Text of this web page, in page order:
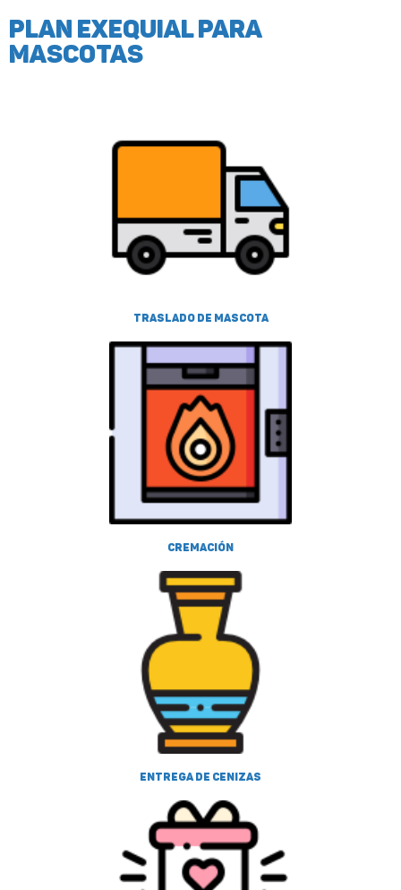
Plan exequial para
mascotas
Traslado de mascota
Cremación
Entrega de cenizas